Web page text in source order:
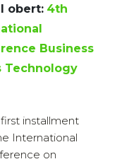
obert: 4th
Business
Technology
installment
International
on